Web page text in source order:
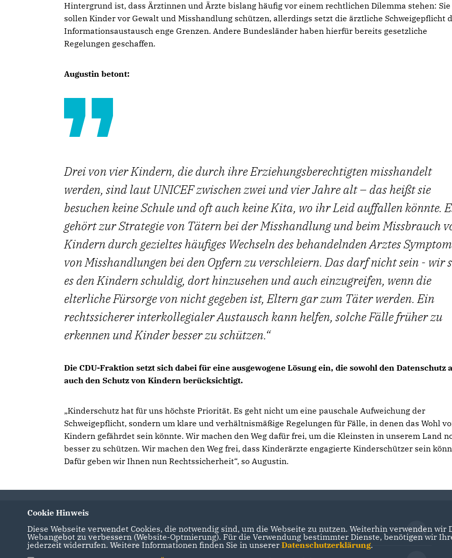
Hintergrund ist, dass Ärztinnen und Ärzte bislang häufig vor einem rechtlichen Dilemma stehen: Sie
sollen Kinder vor Gewalt und Misshandlung schützen, allerdings setzt die ärztliche Schweigepflicht
Informationsaustausch enge Grenzen. Andere Bundesländer haben hierfür bereits gesetzliche
Regelungen geschaffen.
Augustin betont:
Drei von vier Kindern, die durch ihre Erziehungsberechtigten misshandelt
werden, sind laut UNICEF zwischen zwei und vier Jahre alt – das heißt sie
besuchen keine Schule und oft auch keine Kita, wo ihr Leid auffallen könnte.
gehört zur Strategie von Tätern bei der Misshandlung und beim Missbrauch
Kindern durch gezieltes häufiges Wechseln des behandelnden Arztes
von Misshandlungen bei den Opfern zu verschleiern. Das darf nicht sein - wir
es den Kindern schuldig, dort hinzusehen und auch einzugreifen, wenn die
elterliche Fürsorge von nicht gegeben ist, Eltern gar zum Täter werden. Ein
rechtssicherer interkollegialer Austausch kann helfen, solche Fälle früher zu
erkennen und Kinder besser zu schützen.
Die CDU-Fraktion setzt sich dabei für eine ausgewogene Lösung ein, die sowohl den Datenschutz
auch den Schutz von Kindern berücksichtigt.
Kinderschutz hat für uns höchste Priorität. Es geht nicht um eine pauschale Aufweichung der
Schweigepflicht, sondern um klare und verhältnismäßige Regelungen für Fälle, in denen das Wohl
Kindern gefährdet sein könnte. Wir machen den Weg dafür frei, um die Kleinsten in unserem Land
besser zu schützen. Wir machen den Weg frei, dass Kinderärzte engagierte Kinderschützer sein
Dafür geben wir Ihnen nun Rechtssicherheit“, so Augustin.
Der Landtag Brandenburg
Cookie Hinweis
Diese Webseite verwendet Cookies, die notwendig sind, um die Webseite zu nutzen. Weiterhin verwenden
Webangebot zu verbessern (Website-Optmierung). Für die Verwendung bestimmter Dienste, benötigen wir
jederzeit widerrufen. Weitere Informationen finden Sie in unserer Datenschutzerklärung.